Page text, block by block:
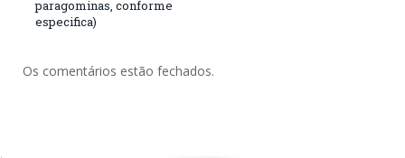
paragominas, conforme
especifica)
Os comentários estão fechados.